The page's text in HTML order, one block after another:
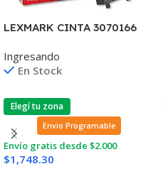
LEXMARK CINTA 3070166
4.000 CPS 11A3540
Ingresando
En Stock
Elegí tu zona
Envio Programable
Envío gratis desde $2.000
$1,748.30